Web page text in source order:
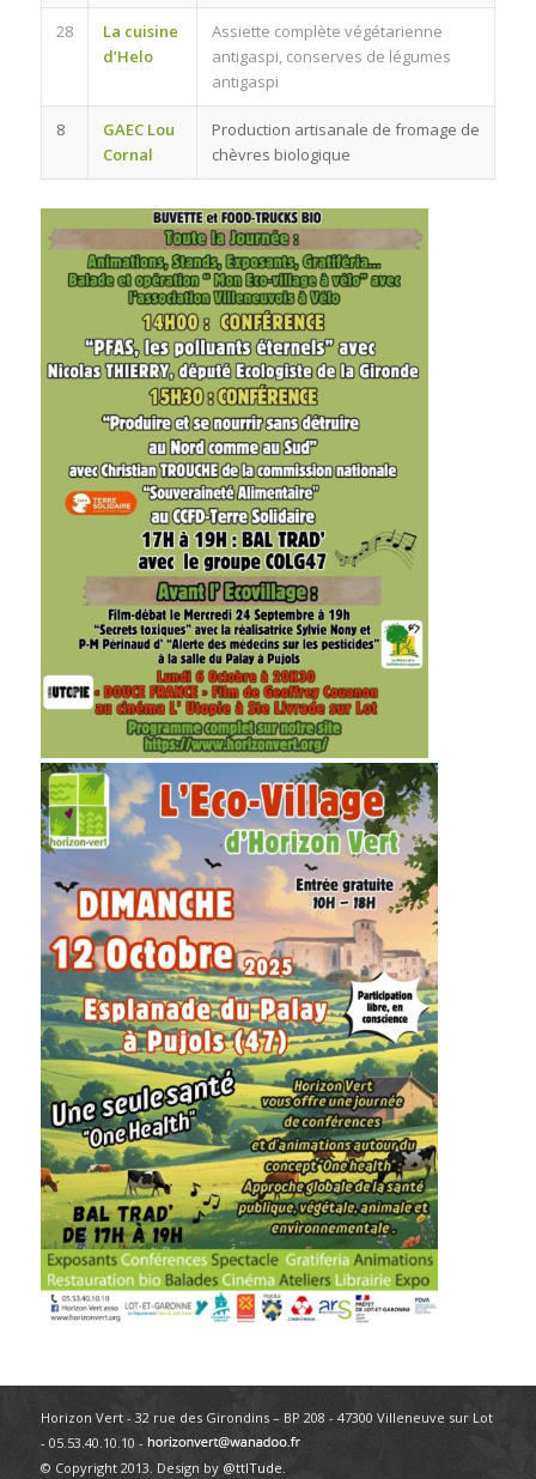
28
La cuisine
d’Helo
Assiette complète végétarienne
antigaspi, conserves de légumes
antigaspi
8
GAEC Lou
Cornal
Production artisanale de fromage de
chèvres biologique
Horizon Vert - 32 rue des Girondins – BP 208 - 47300 Villeneuve sur Lot
- 05.53.40.10.10 -
© Copyright 2013. Design by @ttITude.